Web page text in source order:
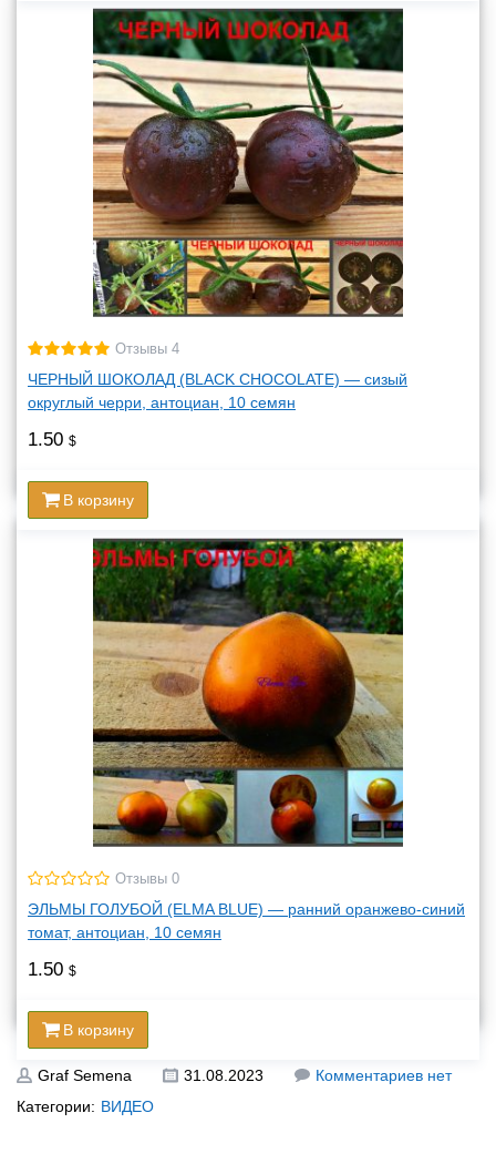
Отзывы 4
ЧЕРНЫЙ ШОКОЛАД (BLACK CHOCOLATE) — сизый
округлый черри, антоциан, 10 семян
1.50 $
В корзину
Отзывы 0
ЭЛЬМЫ ГОЛУБОЙ (ELMA BLUE) — ранний оранжево-синий
томат, антоциан, 10 семян
1.50 $
В корзину
Graf Semena 31.08.2023
Комментариев нет
Категории: ВИДЕО